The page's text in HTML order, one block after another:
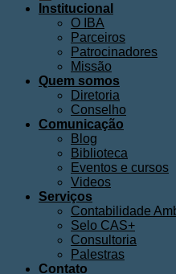
Institucional
O IBA
Parceiros
Patrocinadores
Missão
Quem somos
Diretoria
Conselho
Comunicação
Blog
Biblioteca
Eventos e cursos
Videos
Serviços
Contabilidade
Selo CAS+
Consultoria
Palestras
Contato